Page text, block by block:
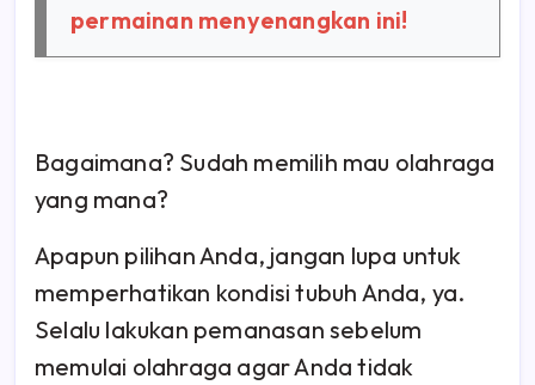
permainan menyenangkan ini!
Bagaimana? Sudah memilih mau olahraga
yang mana?
Apapun pilihan Anda, jangan lupa untuk
memperhatikan kondisi tubuh Anda, ya.
Selalu lakukan pemanasan sebelum
memulai olahraga agar Anda tidak